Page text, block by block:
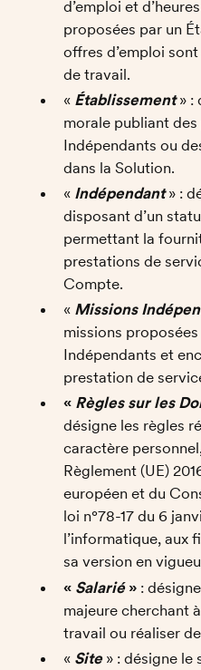
d’emploi et
proposées par un
offres d’emploi
de travail.
« Établissement » :
morale publiant
Indépendants ou
dans la Solution.
« Indépendant » :
disposant d’un
permettant la
prestations de
Compte.
« Missions
missions
Indépendants et
prestation de
« Règles sur les
désigne les règles
caractère
Règlement (UE)
européen et du
loi n°78-17 du 6
l’informatique, aux
sa version en
« Salarié » :
majeure cherchant
travail ou réaliser
« Site » : désigne le